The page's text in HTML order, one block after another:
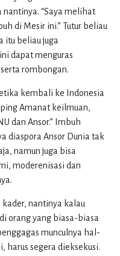
“Saya melihat
di Mesir ini.” Tutur beliau
itu beliau juga
dapat menguras
rombongan.
kembali ke Indonesia
Amanat keilmuan,
dan Ansor.” Imbuh
diaspora Ansor Dunia tak
namun juga bisa
moderenisasi dan
nantinya kalau
orang yang biasa-biasa
munculnya hal-
harus segera dieksekusi.